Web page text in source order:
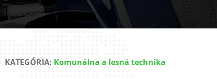
KATEGÓRIA: Komunálna a lesná technika